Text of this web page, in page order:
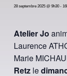
28 septembre 2025 @ 9h30 -
Atelier Jo
Laurence
Marie
Retz le